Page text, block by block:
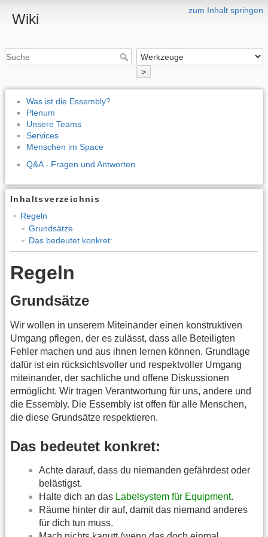
zum Inhalt springen
Wiki
>
Was ist die Essembly?
Plenum
Unsere Teams
Services
Menschen im Space
Q&A - Fragen und Antworten
Inhaltsverzeichnis
Regeln
Grundsätze
Das bedeutet konkret:
Regeln
Grundsätze
Wir wollen in unserem Miteinander einen konstruktiven
Umgang pflegen, der es zulässt, dass alle Beteiligten
Fehler machen und aus ihnen lernen können. Grundlage
dafür ist ein rücksichtsvoller und respektvoller Umgang
miteinander, der sachliche und offene Diskussionen
ermöglicht. Wir tragen Verantwortung für uns, andere und
die Essembly. Die Essembly ist offen für alle Menschen,
die diese Grundsätze respektieren.
Das bedeutet konkret:
Achte darauf, dass du niemanden gefährdest oder
belästigst.
Halte dich an das Labelsystem für Equipment.
Räume hinter dir auf, damit das niemand anderes
für dich tun muss.